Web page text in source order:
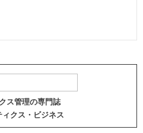
ス管理の専門誌
ィクス・ビジネス